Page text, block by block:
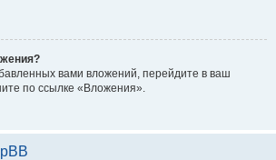
вами вложений, перейдите в ваш
по ссылке «Вложения».